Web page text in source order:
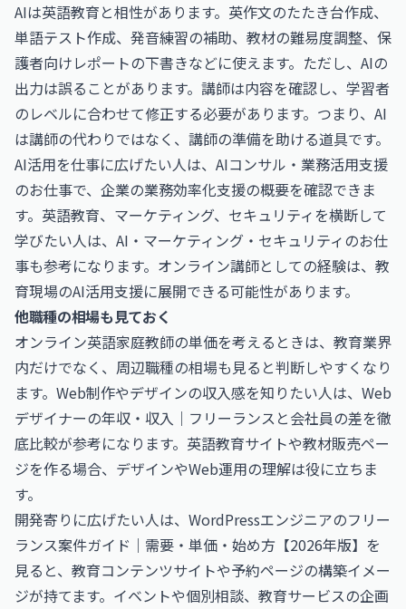
AIは英語教育と相性があります。英作文のたたき台作成、
単語テスト作成、発音練習の補助、教材の難易度調整、保
護者向けレポートの下書きなどに使えます。ただし、AIの
出力は誤ることがあります。講師は内容を確認し、学習者
のレベルに合わせて修正する必要があります。つまり、AI
は講師の代わりではなく、講師の準備を助ける道具です。
AI活用を仕事に広げたい人は、 AIコンサル・業務活用支援
のお仕事で、企業の業務効率化支援の概要を確認できま
す。英語教育、マーケティング、セキュリティを横断して
学びたい人は、 AI・マーケティング・セキュリティのお仕
事も参考になります。オンライン講師としての経験は、教
育現場のAI活用支援に展開できる可能性があります。
他職種の相場も見ておく
オンライン英語家庭教師の単価を考えるときは、教育業界
内だけでなく、周辺職種の相場も見ると判断しやすくなり
ます。Web制作やデザインの収入感を知りたい人は、 Web
デザイナーの年収・収入｜フリーランスと会社員の差を徹
底比較が参考になります。英語教育サイトや教材販売ペー
ジを作る場合、デザインやWeb運用の理解は役に立ちま
す。
開発寄りに広げたい人は、 WordPressエンジニアのフリー
ランス案件ガイド｜需要・単価・始め方【2026年版】 を
見ると、教育コンテンツサイトや予約ページの構築イメー
ジが持てます。イベントや個別相談、教育サービスの企画